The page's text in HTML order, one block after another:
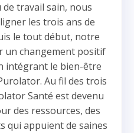
de travail sain, nous
les trois ans de
le tout début, notre
un changement positif
intégrant le bien-être
Au fil des trois
Santé est devenu
des ressources, des
qui appuient de saines